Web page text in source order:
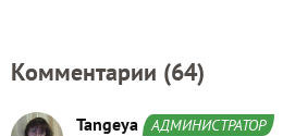
Комментарии (64)
Tangeya АДМИНИСТРАТОР